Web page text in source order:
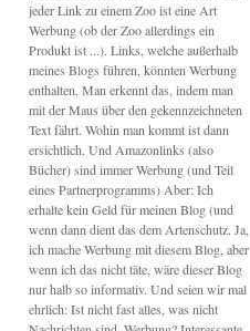
jeder Link zu einem Zoo ist eine Art
Werbung (ob der Zoo allerdings ein
Produkt ist ...). Links, welche außerhalb
meines Blogs führen, könnten Werbung
enthalten. Man erkennt das, indem man
mit der Maus über den gekennzeichneten
Text fährt. Wohin man kommt ist dann
ersichtlich. Und Amazonlinks (also
Bücher) sind immer Werbung (und Teil
eines Partnerprogramms) Aber: Ich
erhalte kein Geld für meinen Blog (und
wenn dann dient das dem Artenschutz. Ja,
ich mache Werbung mit diesem Blog, aber
wenn ich das nicht täte, wäre dieser Blog
nur halb so informativ. Und seien wir mal
ehrlich: Ist nicht fast alles, was nicht